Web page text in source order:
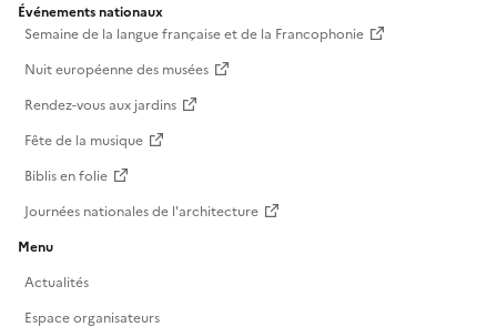
Événements nationaux
Semaine de la langue française et de la Francophonie
Nuit européenne des musées
Rendez-vous aux jardins
Fête de la musique
Biblis en folie
Journées nationales de l'architecture
Menu
Actualités
Espace organisateurs